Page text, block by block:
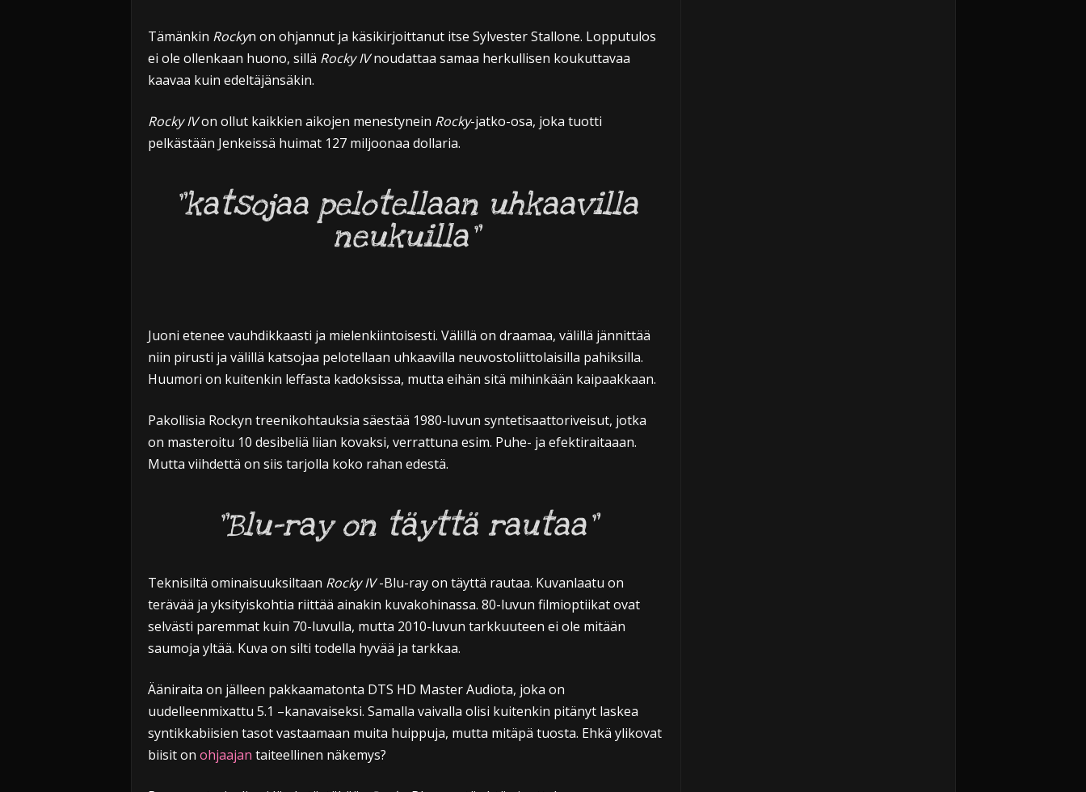
Tämänkin Rockyn on ohjannut ja käsikirjoittanut itse Sylvester Stallone. Lopputulos
ei ole ollenkaan huono, sillä Rocky IVnoudattaa samaa herkullisen koukuttavaa
kaavaa kuin edeltäjänsäkin.
Rocky IVon ollut kaikkien aikojen menestynein Rocky-jatko-osa, joka tuotti
pelkästään Jenkeissä huimat 127 miljoonaa dollaria.
”katsojaa pelotellaan uhkaavilla
neukuilla”
Juoni etenee vauhdikkaasti ja mielenkiintoisesti. Välillä on draamaa, välillä jännittää
niin pirusti ja välillä katsojaa pelotellaan uhkaavilla neuvostoliittolaisilla pahiksilla.
Huumori on kuitenkin leffasta kadoksissa, mutta eihän sitä mihinkään kaipaakkaan.
Pakollisia Rockyn treenikohtauksia säestää 1980-luvun syntetisaattoriveisut, jotka
on masteroitu 10 desibeliä liian kovaksi, verrattuna esim. Puhe- ja efektiraitaaan.
Mutta viihdettä on siis tarjolla koko rahan edestä.
”Blu-ray on täyttä rautaa”
Teknisiltä ominaisuuksiltaan Rocky IV-Blu-ray on täyttä rautaa. Kuvanlaatu on
terävää ja yksityiskohtia riittää ainakin kuvakohinassa. 80-luvun filmioptiikat ovat
selvästi paremmat kuin 70-luvulla, mutta 2010-luvun tarkkuuteen ei ole mitään
saumoja yltää. Kuva on silti todella hyvää ja tarkkaa.
Ääniraita on jälleen pakkaamatonta DTS HD Master Audiota, joka on
uudelleenmixattu 5.1 –kanavaiseksi. Samalla vaivalla olisi kuitenkin pitänyt laskea
syntikkabiisien tasot vastaamaan muita huippuja, mutta mitäpä tuosta. Ehkä ylikovat
biisit on ohjaajan taiteellinen näkemys?